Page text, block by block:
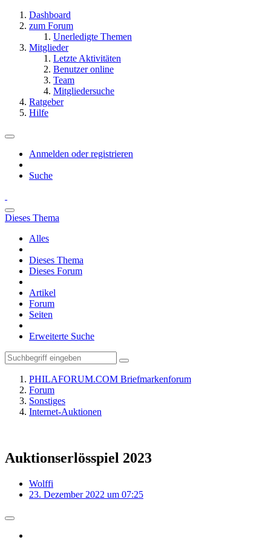
Dashboard
zum Forum
Unerledigte Themen
Mitglieder
Letzte Aktivitäten
Benutzer online
Team
Mitgliedersuche
Ratgeber
Hilfe
Anmelden oder registrieren
Suche
Dieses Thema
Alles
Dieses Thema
Dieses Forum
Artikel
Forum
Seiten
Erweiterte Suche
PHILAFORUM.COM Briefmarkenforum
Forum
Sonstiges
Internet-Auktionen
Auktionserlösspiel 2023
Wolffi
23. Dezember 2022 um 07:25